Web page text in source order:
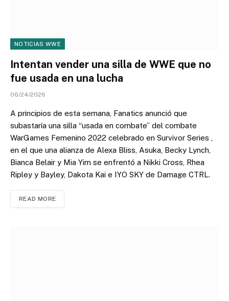
NOTICIAS WWE
Intentan vender una silla de WWE que no
fue usada en una lucha
06/24/2026
A principios de esta semana, Fanatics anunció que
subastaría una silla “usada en combate” del combate
WarGames Femenino 2022 celebrado en Survivor Series ,
en el que una alianza de Alexa Bliss, Asuka, Becky Lynch,
Bianca Belair y Mia Yim se enfrentó a Nikki Cross, Rhea
Ripley y Bayley, Dakota Kai e IYO SKY de Damage CTRL.
READ MORE